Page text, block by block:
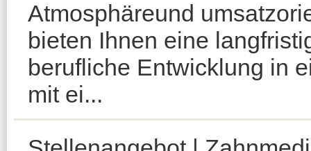
Atmosphäreund
bieten Ihnen eine
berufliche Entwicklung in
mit ei...